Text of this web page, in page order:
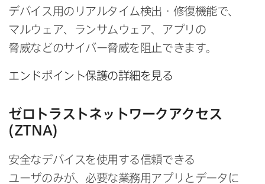
デバイス用の​リアルタイム検出・修復機能で、​
マルウェア、​ランサムウェア、​アプリの​
脅威などの​サイバー脅威を​阻止できます。
エンドポイント保護の​詳細を​見る
ゼロトラストネットワークアクセス
(ZTNA)
安全な​デバイスを​使用する​信頼できる​
ユーザのみが、​必要な​業務用アプリと​データに​